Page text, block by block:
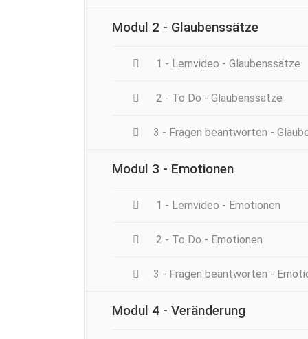
Modul 2 - Glaubenssätze
1 - Lernvideo - Glaubenssätze
2 - To Do - Glaubenssätze
3 - Fragen beantworten -
Modul 3 - Emotionen
1 - Lernvideo - Emotionen
2 - To Do - Emotionen
3 - Fragen beantworten -
Modul 4 - Veränderung